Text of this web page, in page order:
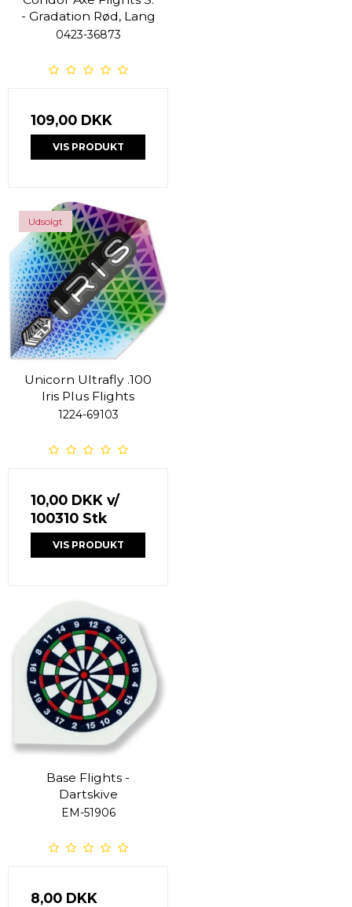
- Gradation Rød, Lang
0423-36873
109,00 DKK
VIS PRODUKT
Udsolgt
Unicorn Ultrafly .100
Iris Plus Flights
1224-69103
10,00 DKK v/
100310 Stk
VIS PRODUKT
Base Flights -
Dartskive
EM-51906
8,00 DKK